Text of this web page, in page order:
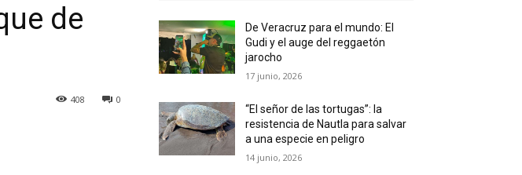
de
0
408
De Veracruz para el mundo: El
Gudi y el auge del reggaetón
jarocho
17 junio, 2026
“El señor de las tortugas”: la
resistencia de Nautla para salvar
a una especie en peligro
14 junio, 2026